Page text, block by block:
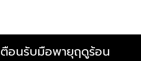
ตือนรับมือพายุฤดูร้อน